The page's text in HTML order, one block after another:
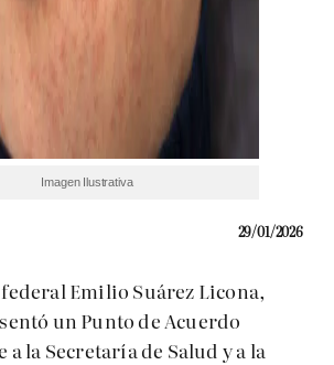
Imagen Ilustrativa
29/01/2026
Emilio Suárez Licona,
un Punto de Acuerdo
la Secretaría de Salud y a la